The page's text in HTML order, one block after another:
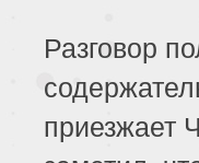
Разговор
приезжает